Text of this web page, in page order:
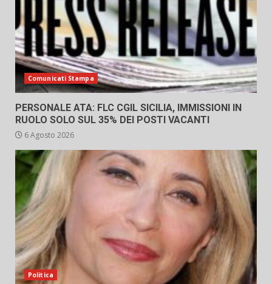
Comunicati Stampa
PERSONALE ATA: FLC CGIL SICILIA, IMMISSIONI IN
RUOLO SOLO SUL 35% DEI POSTI VACANTI
6 Agosto 2026
Politica